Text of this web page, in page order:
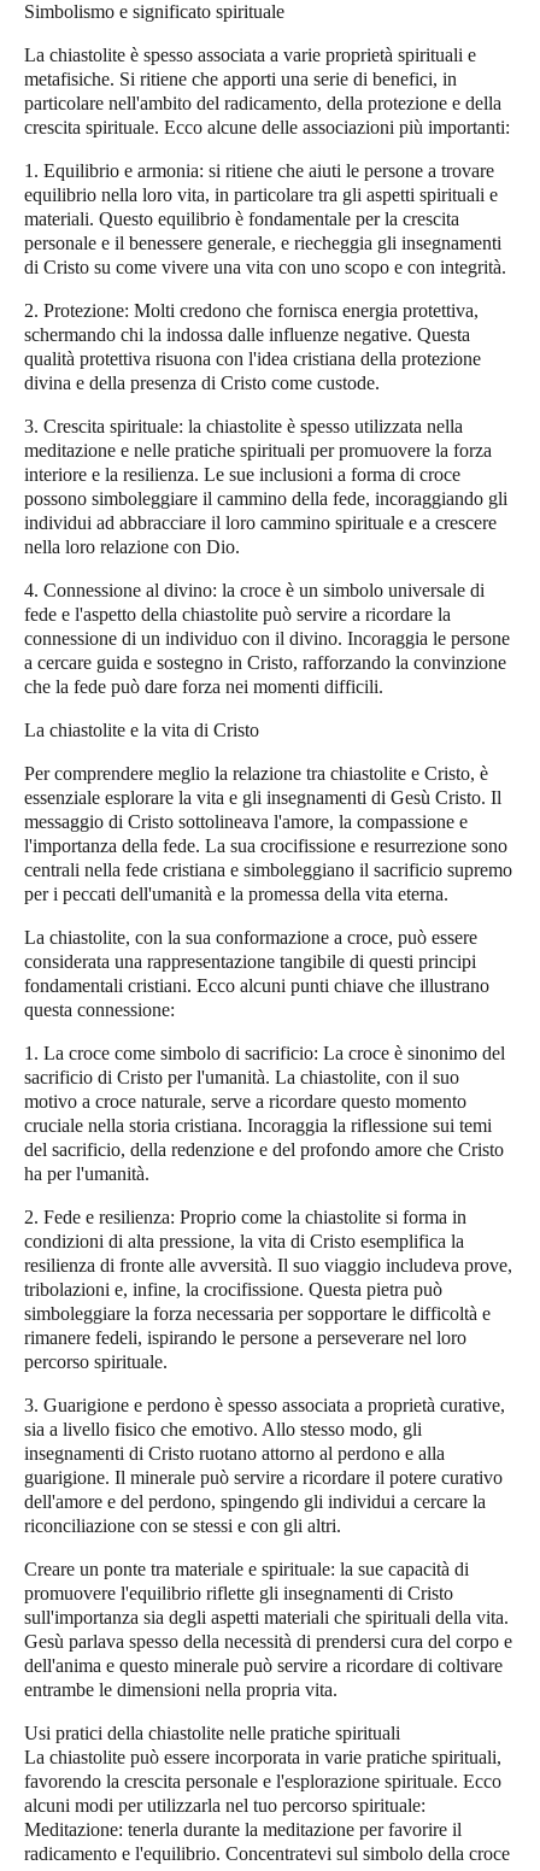
Simbolismo e significato spirituale
La chiastolite è spesso associata a varie proprietà spirituali e
metafisiche. Si ritiene che apporti una serie di benefici, in
particolare nell'ambito del radicamento, della protezione e della
crescita spirituale. Ecco alcune delle associazioni più importanti:
1. Equilibrio e armonia: si ritiene che aiuti le persone a trovare
equilibrio nella loro vita, in particolare tra gli aspetti spirituali e
materiali. Questo equilibrio è fondamentale per la crescita
personale e il benessere generale, e riecheggia gli insegnamenti
di Cristo su come vivere una vita con uno scopo e con integrità.
2. Protezione: Molti credono che fornisca energia protettiva,
schermando chi la indossa dalle influenze negative. Questa
qualità protettiva risuona con l'idea cristiana della protezione
divina e della presenza di Cristo come custode.
3. Crescita spirituale: la chiastolite è spesso utilizzata nella
meditazione e nelle pratiche spirituali per promuovere la forza
interiore e la resilienza. Le sue inclusioni a forma di croce
possono simboleggiare il cammino della fede, incoraggiando gli
individui ad abbracciare il loro cammino spirituale e a crescere
nella loro relazione con Dio.
4. Connessione al divino: la croce è un simbolo universale di
fede e l'aspetto della chiastolite può servire a ricordare la
connessione di un individuo con il divino. Incoraggia le persone
a cercare guida e sostegno in Cristo, rafforzando la convinzione
che la fede può dare forza nei momenti difficili.
La chiastolite e la vita di Cristo
Per comprendere meglio la relazione tra chiastolite e Cristo, è
essenziale esplorare la vita e gli insegnamenti di Gesù Cristo. Il
messaggio di Cristo sottolineava l'amore, la compassione e
l'importanza della fede. La sua crocifissione e resurrezione sono
centrali nella fede cristiana e simboleggiano il sacrificio supremo
per i peccati dell'umanità e la promessa della vita eterna.
La chiastolite, con la sua conformazione a croce, può essere
considerata una rappresentazione tangibile di questi principi
fondamentali cristiani. Ecco alcuni punti chiave che illustrano
questa connessione:
1. La croce come simbolo di sacrificio: La croce è sinonimo del
sacrificio di Cristo per l'umanità. La chiastolite, con il suo
motivo a croce naturale, serve a ricordare questo momento
cruciale nella storia cristiana. Incoraggia la riflessione sui temi
del sacrificio, della redenzione e del profondo amore che Cristo
ha per l'umanità.
2. Fede e resilienza: Proprio come la chiastolite si forma in
condizioni di alta pressione, la vita di Cristo esemplifica la
resilienza di fronte alle avversità. Il suo viaggio includeva prove,
tribolazioni e, infine, la crocifissione. Questa pietra può
simboleggiare la forza necessaria per sopportare le difficoltà e
rimanere fedeli, ispirando le persone a perseverare nel loro
percorso spirituale.
3. Guarigione e perdono è spesso associata a proprietà curative,
sia a livello fisico che emotivo. Allo stesso modo, gli
insegnamenti di Cristo ruotano attorno al perdono e alla
guarigione. Il minerale può servire a ricordare il potere curativo
dell'amore e del perdono, spingendo gli individui a cercare la
riconciliazione con se stessi e con gli altri.
Creare un ponte tra materiale e spirituale: la sue capacità di
promuovere l'equilibrio riflette gli insegnamenti di Cristo
sull'importanza sia degli aspetti materiali che spirituali della vita.
Gesù parlava spesso della necessità di prendersi cura del corpo e
dell'anima e questo minerale può servire a ricordare di coltivare
entrambe le dimensioni nella propria vita.
Usi pratici della chiastolite nelle pratiche spirituali
La chiastolite può essere incorporata in varie pratiche spirituali,
favorendo la crescita personale e l'esplorazione spirituale. Ecco
alcuni modi per utilizzarla nel tuo percorso spirituale:
Meditazione: tenerla durante la meditazione per favorire il
radicamento e l'equilibrio. Concentratevi sul simbolo della croce